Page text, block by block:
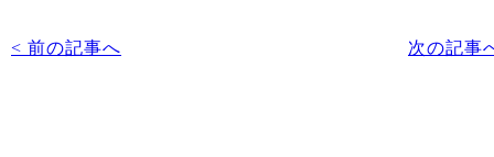
< 前の記事へ 次の記事